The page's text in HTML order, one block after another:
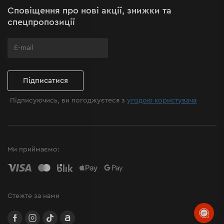
Поширені запитання
Сповіщення про нові акції, знижки та
спецпропозиції
Підписатися
Підписуючись, ви погоджуєтеся зугодою користувача
Ми приймаємо:
Стежте за нами
facebookinstagramTikTokAllegro